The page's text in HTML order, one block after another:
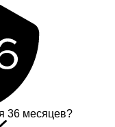
36 месяцев?